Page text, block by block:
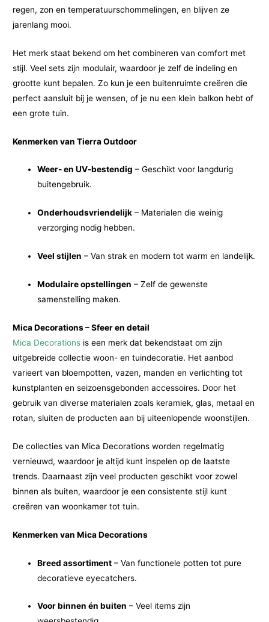
regen, zon en temperatuurschommelingen, en blijven ze
jarenlang mooi.
Het merk staat bekend om het combineren van comfort met
stijl. Veel sets zijn modulair, waardoor je zelf de indeling en
grootte kunt bepalen. Zo kun je een buitenruimte creëren die
perfect aansluit bij je wensen, of je nu een klein balkon hebt of
een grote tuin.
Kenmerken van Tierra Outdoor
Weer- en UV-bestendig – Geschikt voor langdurig
buitengebruik.
Onderhoudsvriendelijk – Materialen die weinig
verzorging nodig hebben.
Veel stijlen – Van strak en modern tot warm en landelijk.
Modulaire opstellingen – Zelf de gewenste
samenstelling maken.
Mica Decorations – Sfeer en detail
Mica Decorations is een merk dat bekendstaat om zijn
uitgebreide collectie woon- en tuindecoratie. Het aanbod
varieert van bloempotten, vazen, manden en verlichting tot
kunstplanten en seizoensgebonden accessoires. Door het
gebruik van diverse materialen zoals keramiek, glas, metaal en
rotan, sluiten de producten aan bij uiteenlopende woonstijlen.
De collecties van Mica Decorations worden regelmatig
vernieuwd, waardoor je altijd kunt inspelen op de laatste
trends. Daarnaast zijn veel producten geschikt voor zowel
binnen als buiten, waardoor je een consistente stijl kunt
creëren van woonkamer tot tuin.
Kenmerken van Mica Decorations
Breed assortiment – Van functionele potten tot pure
decoratieve eyecatchers.
Voor binnen én buiten – Veel items zijn